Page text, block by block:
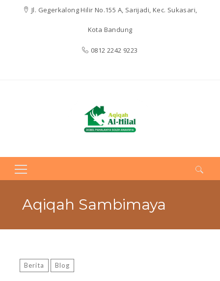
Jl. Gegerkalong Hilir No.155 A, Sarijadi, Kec. Sukasari,
Kota Bandung
0812 2242 9223
Search
Aqiqah Sambimaya
Berita Blog